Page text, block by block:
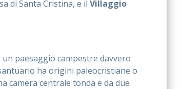
di Santa Cristina, e il Villaggio
paesaggio campestre davvero
ha origini paleocristiane o
camera centrale tonda e da due